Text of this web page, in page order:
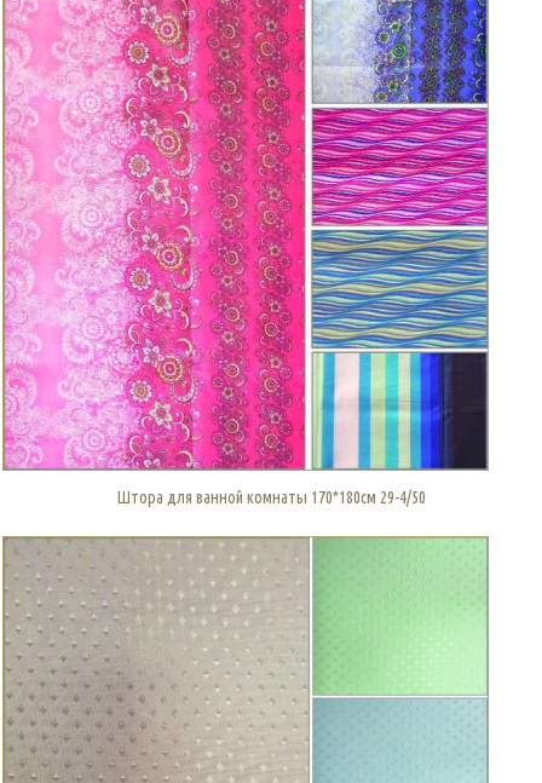
Штора для ванной комнаты 170*180см 29-4/50